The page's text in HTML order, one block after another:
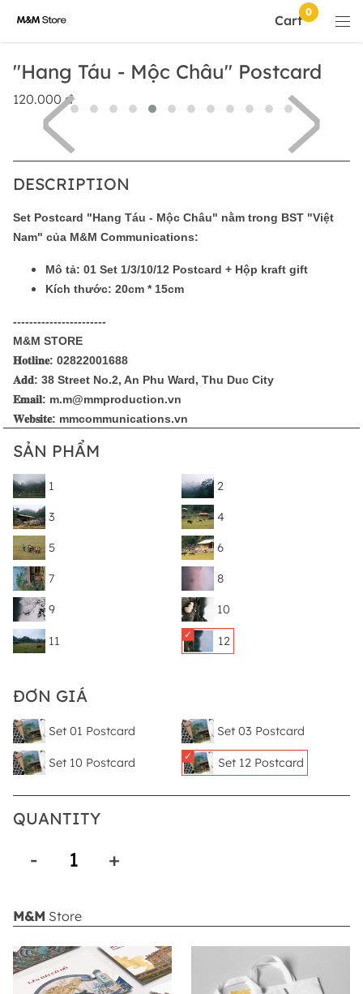
Cart
"Hang Táu - Mộc Châu" Postcard
120.000đ
DESCRIPTION
Set Postcard "Hang Táu - Mộc Châu" nằm trong BST "Việt
Nam" của M&M Communications:
Mô tả: 01 Set 1/3/10/12 Postcard + Hộp kraft gift
Kích thước: 20cm * 15cm
-----------------------
M&M STORE
𝐇𝐨𝐭𝐥𝐢𝐧𝐞: 02822001688
𝐀𝐝𝐝: 38 Street No.2, An Phu Ward, Thu Duc City
𝐄𝐦𝐚𝐢𝐥: m.m@mmproduction.vn
𝐖𝐞𝐛𝐬𝐢𝐭𝐞: mmcommunications.vn
SẢN PHẨM
1 2
3 4
5 6
7 8
9 10
11 12
ĐƠN GIÁ
Set 01 Postcard Set 03 Postcard
Set 10 Postcard Set 12 Postcard
QUANTITY
M&M Store